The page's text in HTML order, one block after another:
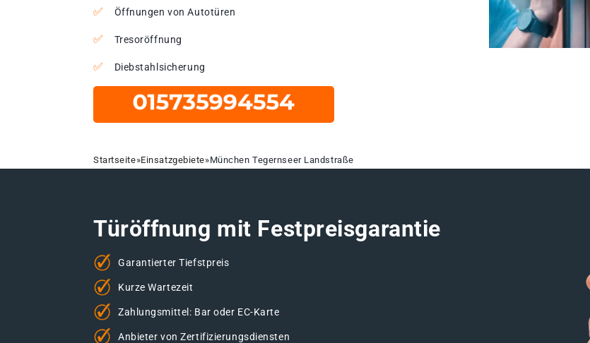
Öffnungen von Autotüren
Tresoröffnung
Diebstahlsicherung
Startseite»Einsatzgebiete»München Tegernseer Landstraße
Türöffnung mit Festpreisgarantie
Garantierter Tiefstpreis
Kurze Wartezeit
Zahlungsmittel: Bar oder EC-Karte
Anbieter von Zertifizierungsdiensten